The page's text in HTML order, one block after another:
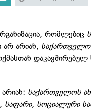
რომლებიც
არ არიან,
დაკავშირებულ
საქართველოს
საფარი, სოციალური